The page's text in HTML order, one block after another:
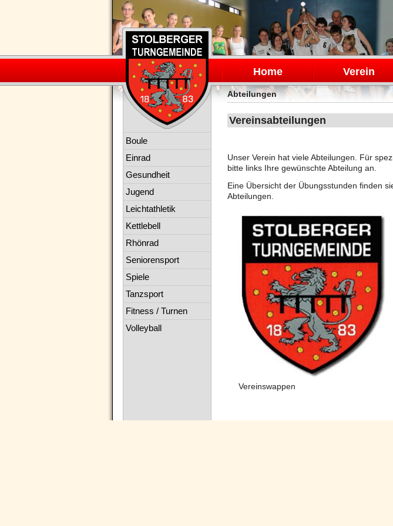
Navigation
überspringen
Home Verein
Abteilungen
Vereinsabteilungen
Unser Verein hat viele Abteilungen. Für
bitte links Ihre gewünschte Abteilung an.
Eine Übersicht der Übungsstunden finden
Abteilungen.
Vereinswappen
Navigation
Boule
Einrad
Gesundheit
Jugend
Leichtathletik
Kettlebell
Rhönrad
Seniorensport
Spiele
Tanzsport
Fitness / Turnen
Volleyball